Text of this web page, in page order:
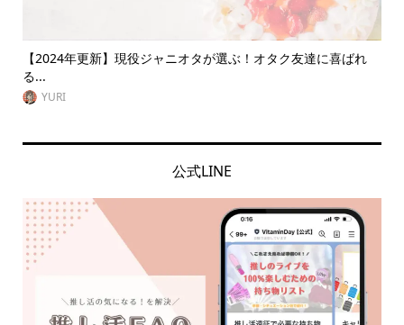
に喜ばれ
【大人オタク向け】ライブ参戦服におすすめのブランドを
公式LINE